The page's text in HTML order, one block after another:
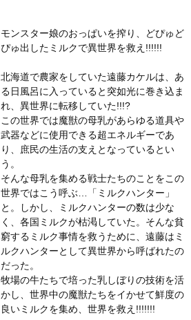
モンスター娘のおっぱいを搾り、どぴゅど
ぴゅ出したミルクで異世界を救え!!!!!!
北海道で農家をしていた遠藤カケルは、あ
る日風呂に入っていると突如光に巻き込ま
れ、異世界に転移していた!!!?
この世界では魔獣の母乳があらゆる道具や
武器などに使用できる超エネルギーであ
り、庶民の生活の支えとなっているとい
う。
そんな母乳を集める戦士たちのことをこの
世界ではこう呼ぶ…「ミルクハンター」
と。しかし、ミルクハンターの数は少な
く、各国ミルクが枯渇していた。そんな貧
窮するミルク事情を救うために、遠藤はミ
ルクハンターとして異世界から呼ばれたの
だった。
牧場の牛たちで培った乳しぼりの技術を活
かし、世界中の魔獣たちをイかせて鮮度の
良いミルクを集め、世界を救え!!!!!!!